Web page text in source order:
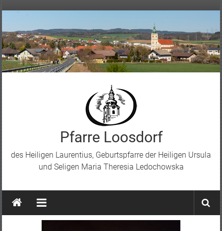
Pfarre Loosdorf
des Heiligen Laurentius, Geburtspfarre der Heiligen Ursula
und Seligen Maria Theresia Ledochowska